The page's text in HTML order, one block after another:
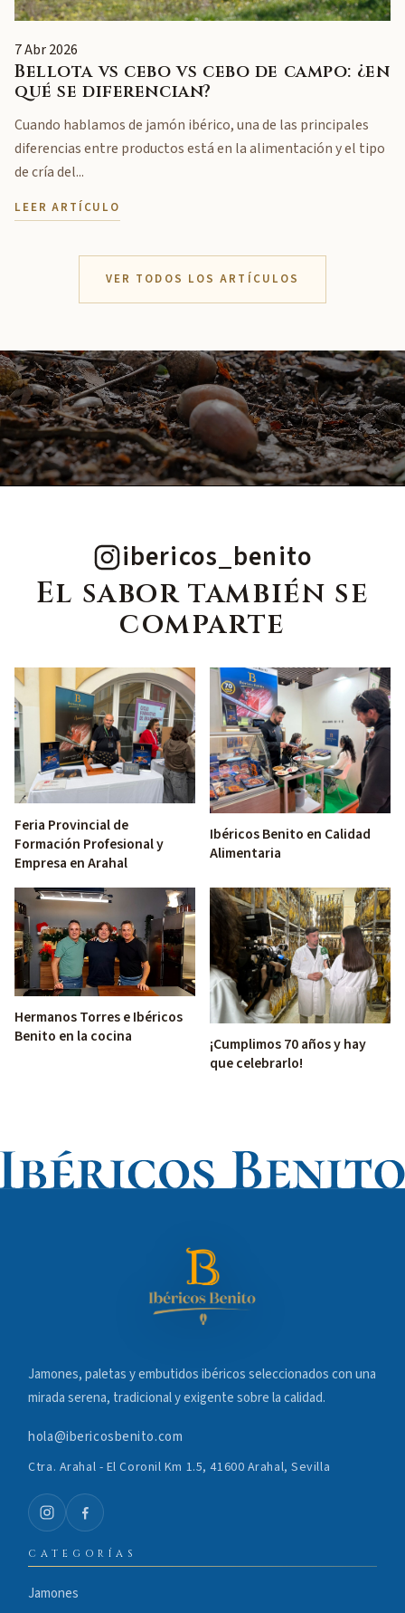
7 Abr 2026
Bellota vs cebo vs cebo de campo: ¿en
qué se diferencian?
Cuando hablamos de jamón ibérico, una de las principales
diferencias entre productos está en la alimentación y el tipo
de cría del...
LEER ARTÍCULO
VER TODOS LOS ARTÍCULOS
ibericos_benito
El sabor también se
comparte
Feria Provincial de
Formación Profesional y
Empresa en Arahal
Ibéricos Benito en Calidad
Alimentaria
Hermanos Torres e Ibéricos
Benito en la cocina
¡Cumplimos 70 años y hay
que celebrarlo!
Jamones, paletas y embutidos ibéricos seleccionados con una
mirada serena, tradicional y exigente sobre la calidad.
hola@ibericosbenito.com
Ctra. Arahal - El Coronil Km 1.5, 41600 Arahal, Sevilla
CATEGORÍAS
Jamones